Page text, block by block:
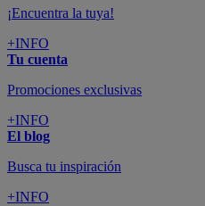
¡Encuentra la tuya!
+INFO
Tu cuenta
Promociones exclusivas
+INFO
El blog
Busca tu inspiración
+INFO